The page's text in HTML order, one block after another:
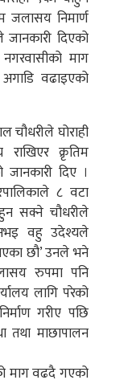
जलासय निमार्ण
दिएको
माग
वढाइएको
चौधरीले घोराही
क्रृतिम
दिए ।
८ वटा
हुन सक्ने चौधरीले
वहु उदेश्यले
छौ’ उनले भने
रुपमा पनि
लागि परेको
गरीए पछि
तथा माछापालन
माग वढदै गएको